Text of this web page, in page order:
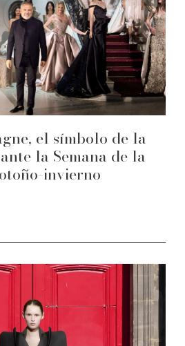
el símbolo de la
la Semana de la
invierno